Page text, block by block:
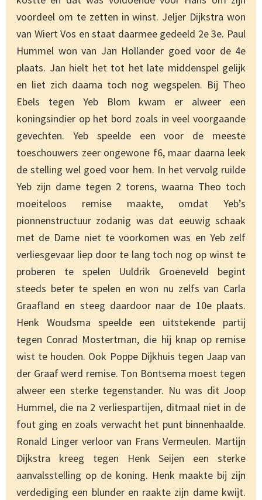
voordeel om te zetten in winst. Jeljer Dijkstra won
van Wiert Vos en staat daarmee gedeeld 2e 3e. Paul
Hummel won van Jan Hollander goed voor de 4e
plaats. Jan hielt het tot het late middenspel gelijk
en liet zich daarna toch nog wegspelen. Bij Theo
Ebels tegen Yeb Blom kwam er alweer een
koningsindier op het bord zoals in veel voorgaande
gevechten. Yeb speelde een voor de meeste
toeschouwers zeer ongewone f6, maar daarna leek
de stelling wel goed voor hem. In het vervolg ruilde
Yeb zijn dame tegen 2 torens, waarna Theo toch
moeiteloos remise maakte, omdat Yeb’s
pionnenstructuur zodanig was dat eeuwig schaak
met de Dame niet te voorkomen was en Yeb zelf
verliesgevaar liep door te lang toch nog op winst te
proberen te spelen Uuldrik Groeneveld begint
steeds beter te spelen en won nu zelfs van Carla
Graafland en steeg daardoor naar de 10e plaats.
Henk Woudsma speelde een uitstekende partij
tegen Conrad Mostertman, die hij knap op remise
wist te houden. Ook Poppe Dijkhuis tegen Jaap van
der Graaf werd remise. Ton Bontsema moest tegen
alweer een sterke tegenstander. Nu was dit Joop
Hummel, die na 2 verliespartijen, ditmaal niet in de
fout ging en zoals verwacht het punt binnenhaalde.
Ronald Linger verloor van Frans Vermeulen. Martijn
Dijkstra kreeg tegen Henk Seijen een sterke
aanvalsstelling op de koning. Henk maakte bij zijn
verdediging een blunder en raakte zijn dame kwijt.